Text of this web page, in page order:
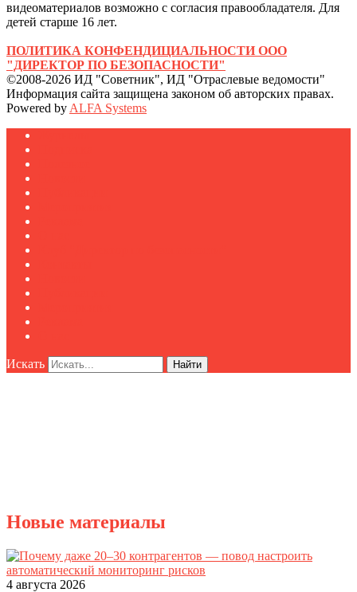
видеоматериалов возможно с согласия правообладателя. Для
детей старше 16 лет.
ПОЛИТИКА КОНФЕНДИЦИАЛЬНОСТИ ООО
"ДИРЕКТОР ПО БЕЗОПАСНОСТИ"
©2008-2026 ИД "Советник", ИД "Отраслевые ведомости"
Информация сайта защищена законом об авторских правах.
Powered by ALFA Systems
Искать Найти
Новые материалы
4 августа 2026